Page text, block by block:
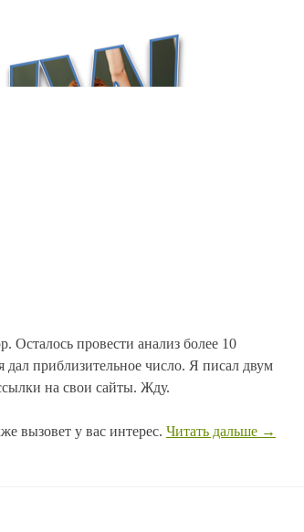
Осталось провести анализ более 10
приблизительное число. Я писал двум
на свои сайты. Жду.
вызовет у вас интерес. Читать дальше →